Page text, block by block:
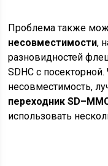
Проблема также
несовместимости,
разновидностей
SDHC с
несовместимость,
переходник
использовать